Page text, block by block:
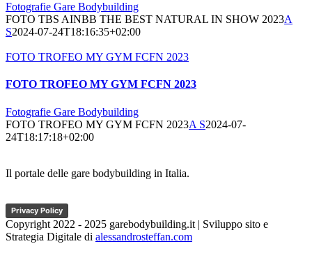
Fotografie Gare Bodybuilding
FOTO TBS AINBB THE BEST NATURAL IN SHOW 2023A
S2024-07-24T18:16:35+02:00
FOTO TROFEO MY GYM FCFN 2023
FOTO TROFEO MY GYM FCFN 2023
Fotografie Gare Bodybuilding
FOTO TROFEO MY GYM FCFN 2023A S2024-07-
24T18:17:18+02:00
Il portale delle gare bodybuilding in Italia.
Privacy Policy
Copyright 2022 - 2025 garebodybuilding.it | Sviluppo sito e
Strategia Digitale di alessandrosteffan.com